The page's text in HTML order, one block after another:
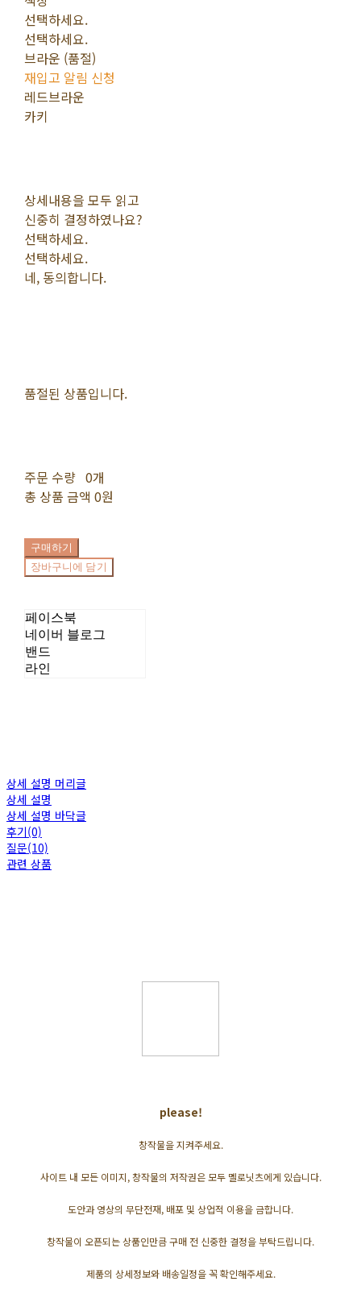
선택하세요.
선택하세요.
브라운 (품절)
재입고 알림 신청
레드브라운
카키
상세내용을 모두 읽고
신중히 결정하였나요?
선택하세요.
선택하세요.
네, 동의합니다.
품절된 상품입니다.
주문 수량 0개
총 상품 금액 0원
구매하기
장바구니에 담기
페이스북
네이버 블로그
밴드
라인
상세 설명 머리글
상세 설명
상세 설명 바닥글
후기(0)
질문(10)
관련 상품
please!
창작물을 지켜주세요.
사이트 내 모든 이미지, 창작물의 저작권은 모두 멜로닛츠에게 있습니다.
도안과 영상의 무단전재, 배포 및 상업적 이용을 금합니다.
창작물이 오픈되는 상품인만큼 구매 전 신중한 결정을 부탁드립니다.
제품의 상세정보와 배송일정을 꼭 확인해주세요.